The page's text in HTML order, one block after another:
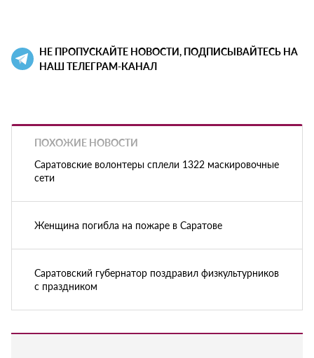
НЕ ПРОПУСКАЙТЕ НОВОСТИ, ПОДПИСЫВАЙТЕСЬ НА
НАШ ТЕЛЕГРАМ-КАНАЛ
ПОХОЖИЕ НОВОСТИ
Саратовские волонтеры сплели 1322 маскировочные
сети
Женщина погибла на пожаре в Саратове
Саратовский губернатор поздравил физкультурников
с праздником